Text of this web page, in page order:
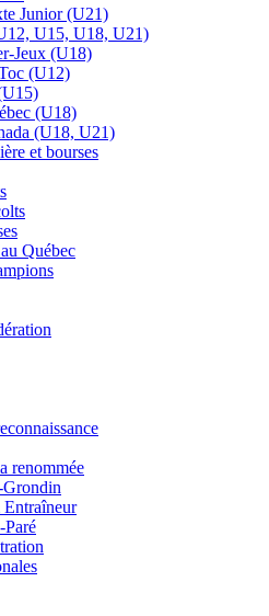
Junior (U21)
U15, U18, U21)
Jeux (U18)
(U12)
(U18)
(U18, U21)
et bourses
Québec
renommée
Paré